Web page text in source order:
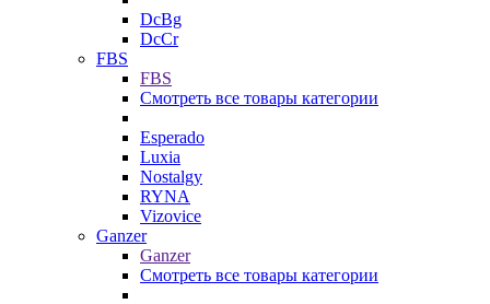
DcBg
DcCr
FBS
FBS
Смотреть все товары категории
Esperado
Luxia
Nostalgy
RYNA
Vizovice
Ganzer
Ganzer
Смотреть все товары категории